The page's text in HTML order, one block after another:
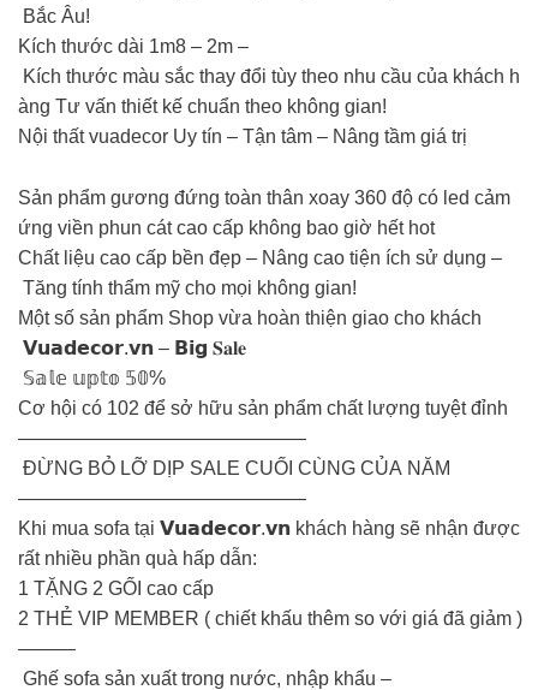
Bắc Âu!
️Kích thước dài 1m8 – 2m –
Kích thước màu sắc thay đổi tùy theo nhu cầu của khách h
àng Tư vấn thiết kế chuẩn theo không gian!
Nội thất vuadecor Uy tín – Tận tâm – Nâng tầm giá trị
Sản phẩm gương đứng toàn thân xoay 360 độ có led cảm
ứng viền phun cát cao cấp không bao giờ hết hot
Chất liệu cao cấp bền đẹp – Nâng cao tiện ích sử dụng –
Tăng tính thẩm mỹ cho mọi không gian!
Một số sản phẩm Shop vừa hoàn thiện giao cho khách
𝗩𝘂𝗮𝗱𝗲𝗰𝗼𝗿.𝘃𝗻 – 𝗕𝗶𝗴 𝐒𝐚𝐥𝐞
️ 𝕊𝕒𝕝𝕖 𝕦𝕡𝕥𝕠 𝟝𝟘%
Cơ hội có 102 để sở hữu sản phẩm chất lượng tuyệt đỉnh
———————————————
️️ ĐỪNG BỎ LỠ DỊP SALE CUỐI CÙNG CỦA NĂM
———————————————
Khi mua sofa tại 𝗩𝘂𝗮𝗱𝗲𝗰𝗼𝗿.𝘃𝗻 khách hàng sẽ nhận được
rất nhiều phần quà hấp dẫn:
1️ TẶNG 2 GỐI cao cấp
2️ THẺ VIP MEMBER ( chiết khấu thêm so với giá đã giảm )
———
Ghế sofa sản xuất trong nước, nhập khẩu –